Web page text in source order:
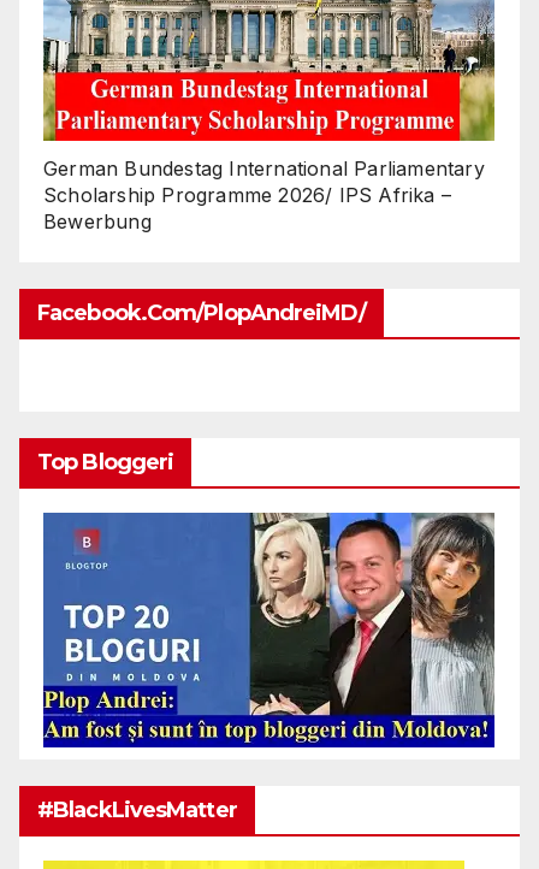
German Bundestag International Parliamentary
Scholarship Programme 2026/ IPS Afrika –
Bewerbung
Facebook.com/PlopAndreiMD/
Top Bloggeri
#BlackLivesMatter